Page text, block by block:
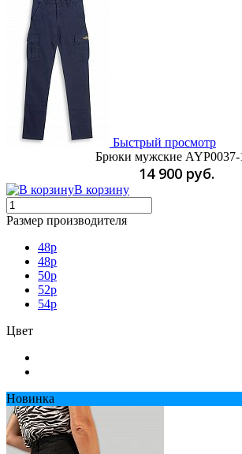
Быстрый просмотр
Брюки мужские AYP0037-
14 900 руб.
В корзину
Размер производителя
48р
48p
50p
52p
54p
Цвет
Новинка